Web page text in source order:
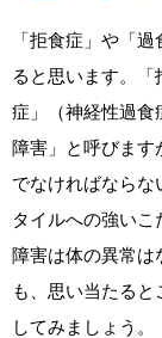
「拒食症」や「
ると思います。
症」（神経性過食
障害」と呼びます
でなければならな
タイルへの強い
障害は体の異常は
も、思い当たる
してみましょう。